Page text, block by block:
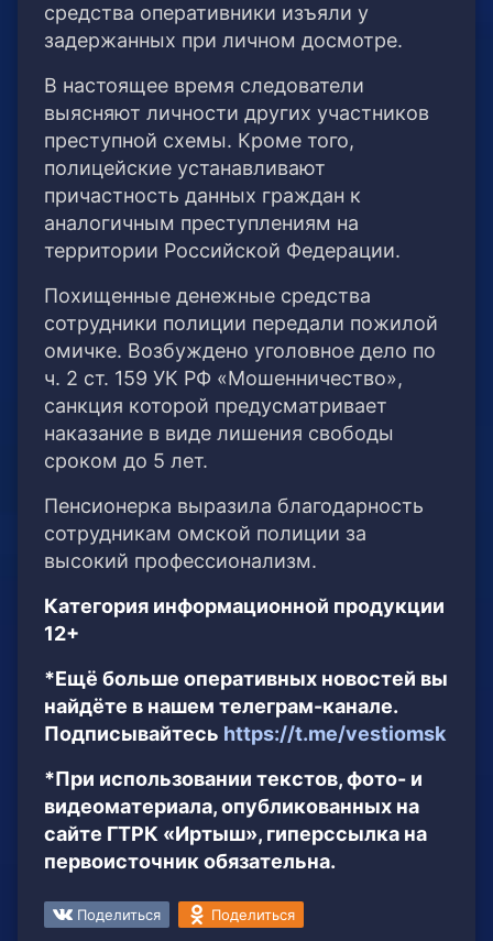
средства оперативники изъяли у
задержанных при личном досмотре.
В настоящее время следователи
выясняют личности других участников
преступной схемы. Кроме того,
полицейские устанавливают
причастность данных граждан к
аналогичным преступлениям на
территории Российской Федерации.
Похищенные денежные средства
сотрудники полиции передали пожилой
омичке. Возбуждено уголовное дело по
ч. 2 ст. 159 УК РФ «Мошенничество»,
санкция которой предусматривает
наказание в виде лишения свободы
сроком до 5 лет.
Пенсионерка выразила благодарность
сотрудникам омской полиции за
высокий профессионализм.
Категория информационной продукции
12+
*Ещё больше оперативных новостей вы
найдёте в нашем телеграм-канале.
Подписывайтесь https://t.me/vestiomsk
*При использовании текстов, фото- и
видеоматериала, опубликованных на
сайте ГТРК «Иртыш», гиперссылка на
первоисточник обязательна.
Поделиться Поделиться